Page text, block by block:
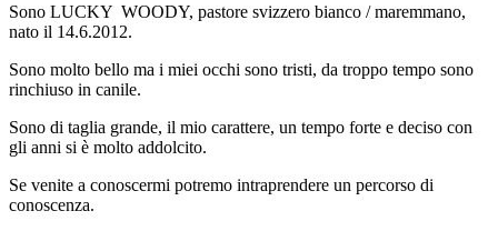
Sono LUCKY WOODY, pastore svizzero bianco / maremmano,
nato il 14.6.2012.
Sono molto bello ma i miei occhi sono tristi, da troppo tempo sono
rinchiuso in canile.
Sono di taglia grande, il mio carattere, un tempo forte e deciso con
gli anni si è molto addolcito.
Se venite a conoscermi potremo intraprendere un percorso di
conoscenza.